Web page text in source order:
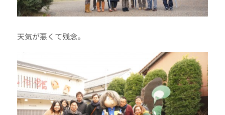
天気が悪くて残念。